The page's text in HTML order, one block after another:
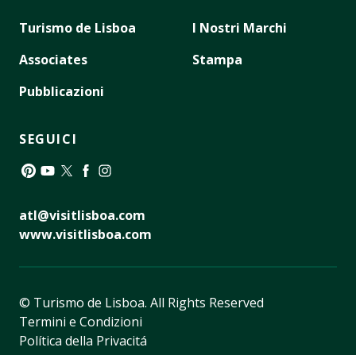
Turismo de Lisboa
Associates
Pubblicazioni
I Nostri Marchi
Stampa
SEGUICI
atl@visitlisboa.com
www.visitlisboa.com
© Turismo de Lisboa. All Rights Reserved
Termini e Condizioni
Política della Privacitá